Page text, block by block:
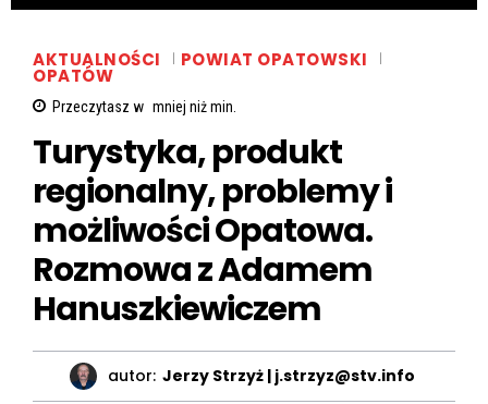
AKTUALNOŚCI POWIAT OPATOWSKI
OPATÓW
Przeczytasz w mniej niżmin.
Turystyka, produkt
regionalny, problemy i
możliwości Opatowa.
Rozmowa z Adamem
Hanuszkiewiczem
autor: Jerzy Strzyż | j.strzyz@stv.info